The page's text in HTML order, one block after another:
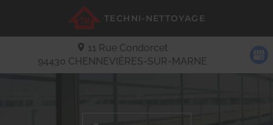
11 Rue Condorcet
94430 CHENNEVIÈRES-SUR-MARNE
TECHNI-NETTOYAGE